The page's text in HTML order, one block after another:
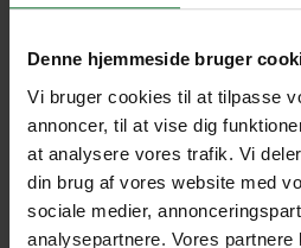
Denne hjemmeside bruger
Vi bruger cookies til at tilpasse
annoncer, til at vise dig
at analysere vores trafik. Vi
din brug af vores website med
sociale medier,
analysepartnere. Vores
Spring 2021
Summer 2020
Fall 2019